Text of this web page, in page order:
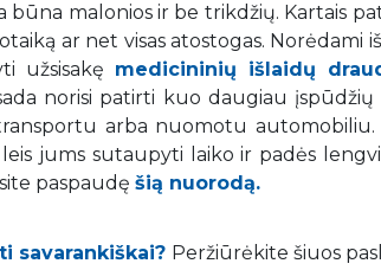
būna malonios ir be trikdžių. Kartais
ar net visas atostogas.
užsisakę medicininių išlaidų
norisi patirti kuo daugiau
arba nuomotu automobiliu.
jums sutaupyti laiko ir padės
paspaudę šią nuorodą.
savarankiškai? Peržiūrėkite šiuos